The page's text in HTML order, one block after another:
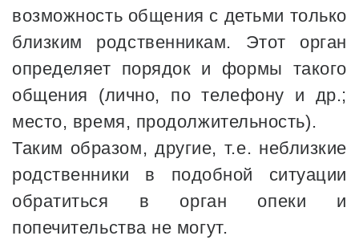
возможность общения с детьми только
близким родственникам. Этот орган
определяет порядок и формы такого
общения (лично, по телефону и др.;
место, время, продолжительность).
Таким образом, другие, т.е. неблизкие
родственники в подобной ситуации
обратиться в орган опеки и
попечительства не могут.